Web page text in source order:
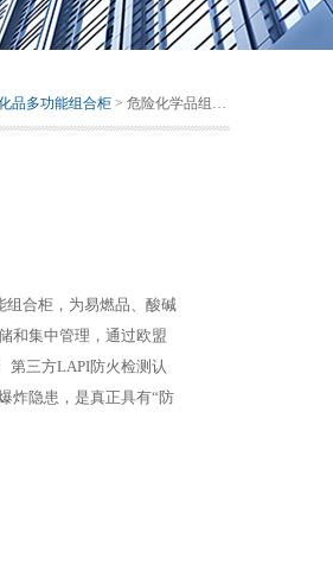
品多功能组合柜 > 危险化学品组合柜 TYPE90
组合柜，为易燃品、酸碱
和集中管理，通过欧盟
第三方LAPI防火检测认
炸隐患，是真正具有“防